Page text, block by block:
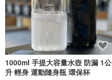
1000ml 手提大容量水壺 防漏 1公
升 輕身 運動隨身瓶 環保杯